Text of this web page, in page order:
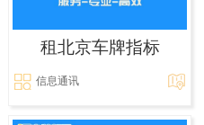
租北京车牌指标
信息通讯